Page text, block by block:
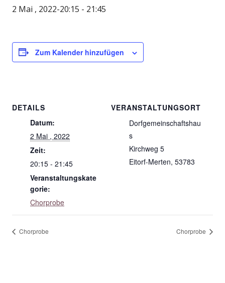
2 Mai , 2022-20:15 - 21:45
Zum Kalender hinzufügen
DETAILS
Datum:
2 Mai , 2022
Zeit:
20:15 - 21:45
Veranstaltungskate
gorie:
Chorprobe
VERANSTALTUNGSORT
Dorfgemeinschaftshau
s
Kirchweg 5
Eitorf-Merten, 53783
Chorprobe Chorprobe